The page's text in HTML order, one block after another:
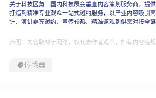
MWCNTs/GCE电化学传感器，为食
了新的技术途径。
2
研究亮点
关于科技区角：国内科技展会垂直内容策划服务商，提
打造到精准专业观众一站式邀约服务，以产业内容吸引
计、演讲嘉宾邀约、宣传预热、精准邀观到供需对接全链
声明：内容取材于网络，仅代表作者观点，如有内容违规
传感器